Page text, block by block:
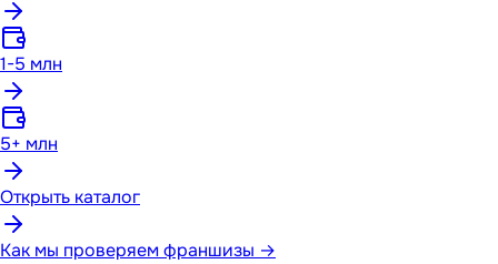
1-5 млн
5+ млн
Открыть каталог
Как мы проверяем франшизы →